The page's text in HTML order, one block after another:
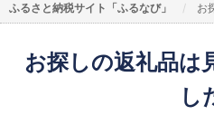
ふるさと納税サイト「ふるなび」 お
お探しの返礼品は
し